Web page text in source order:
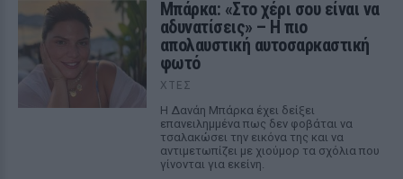
Μπάρκα: «Στο χέρι σου είναι να
αδυνατίσεις» – Η πιο
απολαυστική αυτοσαρκαστική
φωτό
ΧΤΕΣ
Η Δανάη Μπάρκα έχει δείξει
επανειλημμένα πως δεν φοβάται να
τσαλακώσει την εικόνα της και να
αντιμετωπίζει με χιούμορ τα σχόλια που
γίνονται για εκείνη.